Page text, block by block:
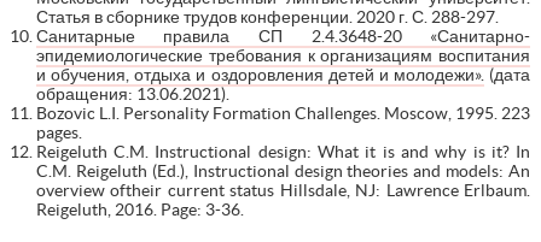
Статья в сборнике трудов конференции. 2020 г. С. 288-297.
Санитарные правила СП 2.4.3648-20 «Санитарно-
эпидемиологические требования к организациям воспитания
и обучения, отдыха и оздоровления детей и молодежи». (дата
обращения: 13.06.2021).
Bozovic L.I. Personality Formation Challenges. Moscow, 1995. 223
pages.
Reigeluth C.M. Instructional design: What it is and why is it? In
C.M. Reigeluth (Ed.), Instructional design theories and models: An
overview oftheir current status Hillsdale, NJ: Lawrence Erlbaum.
Reigeluth, 2016. Page: 3-36.